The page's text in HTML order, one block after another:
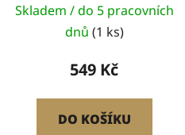
Skladem / do 5 pracovních
dnů (1 ks)
549 Kč
DO KOŠÍKU